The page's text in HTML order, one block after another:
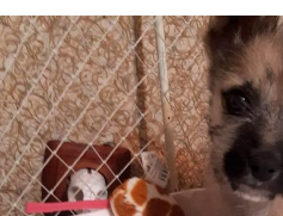
Крик про допомогу
Гардт.Вона щодня
цей раз, випадок дуже
врятувати маленького
нібито здоровий, а його
Про це Інформатору